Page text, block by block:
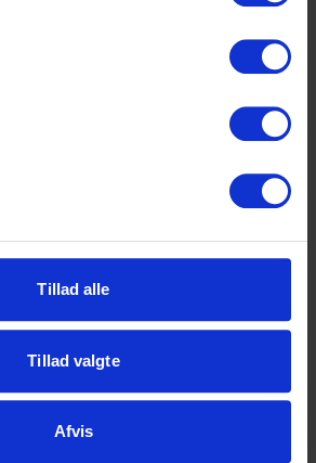
Tillad alle
Tillad valgte
Afvis
CVR: 33359217
EAN: 5798000554191